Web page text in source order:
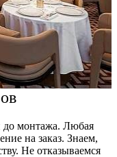
до монтажа. Любая
на заказ. Знаем,
Не отказываемся